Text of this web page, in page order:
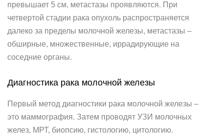
превышает 5 см, метастазы проявляются. При
четвертой стадии рака опухоль распространяется
далеко за пределы молочной железы, метастазы –
обширные, множественные, иррадирующие на
соседние органы.
Диагностика рака молочной железы
Первый метод диагностики рака молочной железы –
это маммография. Затем проводят УЗИ молочных
желез, МРТ, биопсию, гистологию, цитологию.